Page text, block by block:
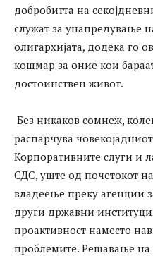
добробитта на
служат за унапредување
олигархијата, додека го
кошмар за оние кои
достоинствен живот.
Без никаков сомнеж,
распарчува
Корпоративните слуги и
СДС, уште од почетокот
владеење преку агенции
други државни
проактивност наместо
проблемите. Решавање